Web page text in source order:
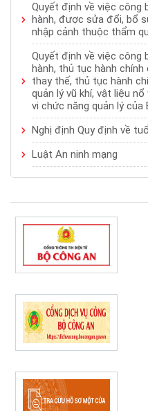
Quyết định về việc công
hành, được sửa đổi, bổ
nhập cảnh thuộc thẩm
Quyết định về việc công
hành, thủ tục hành
thay thế, thủ tục hành
quản lý vũ khí, vật liệu
vi chức năng quản lý của
Nghị định Quy định về
Luật An ninh mạng